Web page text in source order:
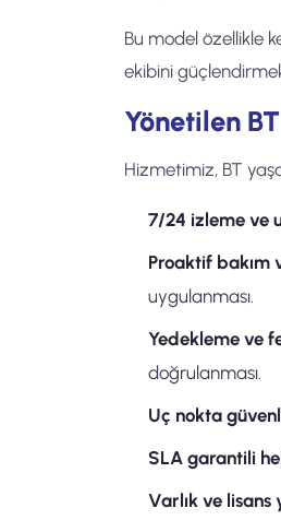
Bu model özellikle
ekibini
Yönetilen
Hizmetimiz, BT
7/24 izleme ve
Proaktif bakım
uygulanması.
Yedekleme ve
doğrulanması.
Uç nokta
SLA garantili
Varlık ve lisans